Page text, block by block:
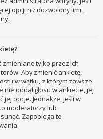
opcji niż dozwolony limit,
zmieniane tylko przez ich
Aby zmienić ankietę,
w wątku, z którym zawsze
oddał głosu w ankiecie, jej
jej opcje. Jednakże, jeśli w
moderatorzy lub
Zapobiega to